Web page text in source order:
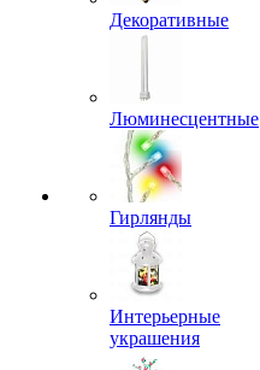
Декоративные
Люминесцентные
Гирлянды
Интерьерные
украшения